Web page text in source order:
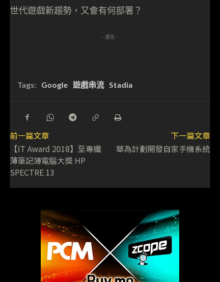
世代遊戲新趨勢，又會有何部署？
- 廣告 -
Tags: Google 遊戲串流 Stadia
前一篇文章
【IT Award 2018】至專纖
薄筆記簿電腦大獎 HP
SPECTRE 13
下一篇文章
華為計劃開發自家手機系統